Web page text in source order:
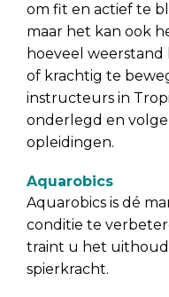
om fit en actief te
maar het kan ook
hoeveel
of krachtig te
instructeurs in
onderlegd en
opleidingen.
Aquarobics
Aquarobics is dé
conditie te
traint u het
spierkracht.